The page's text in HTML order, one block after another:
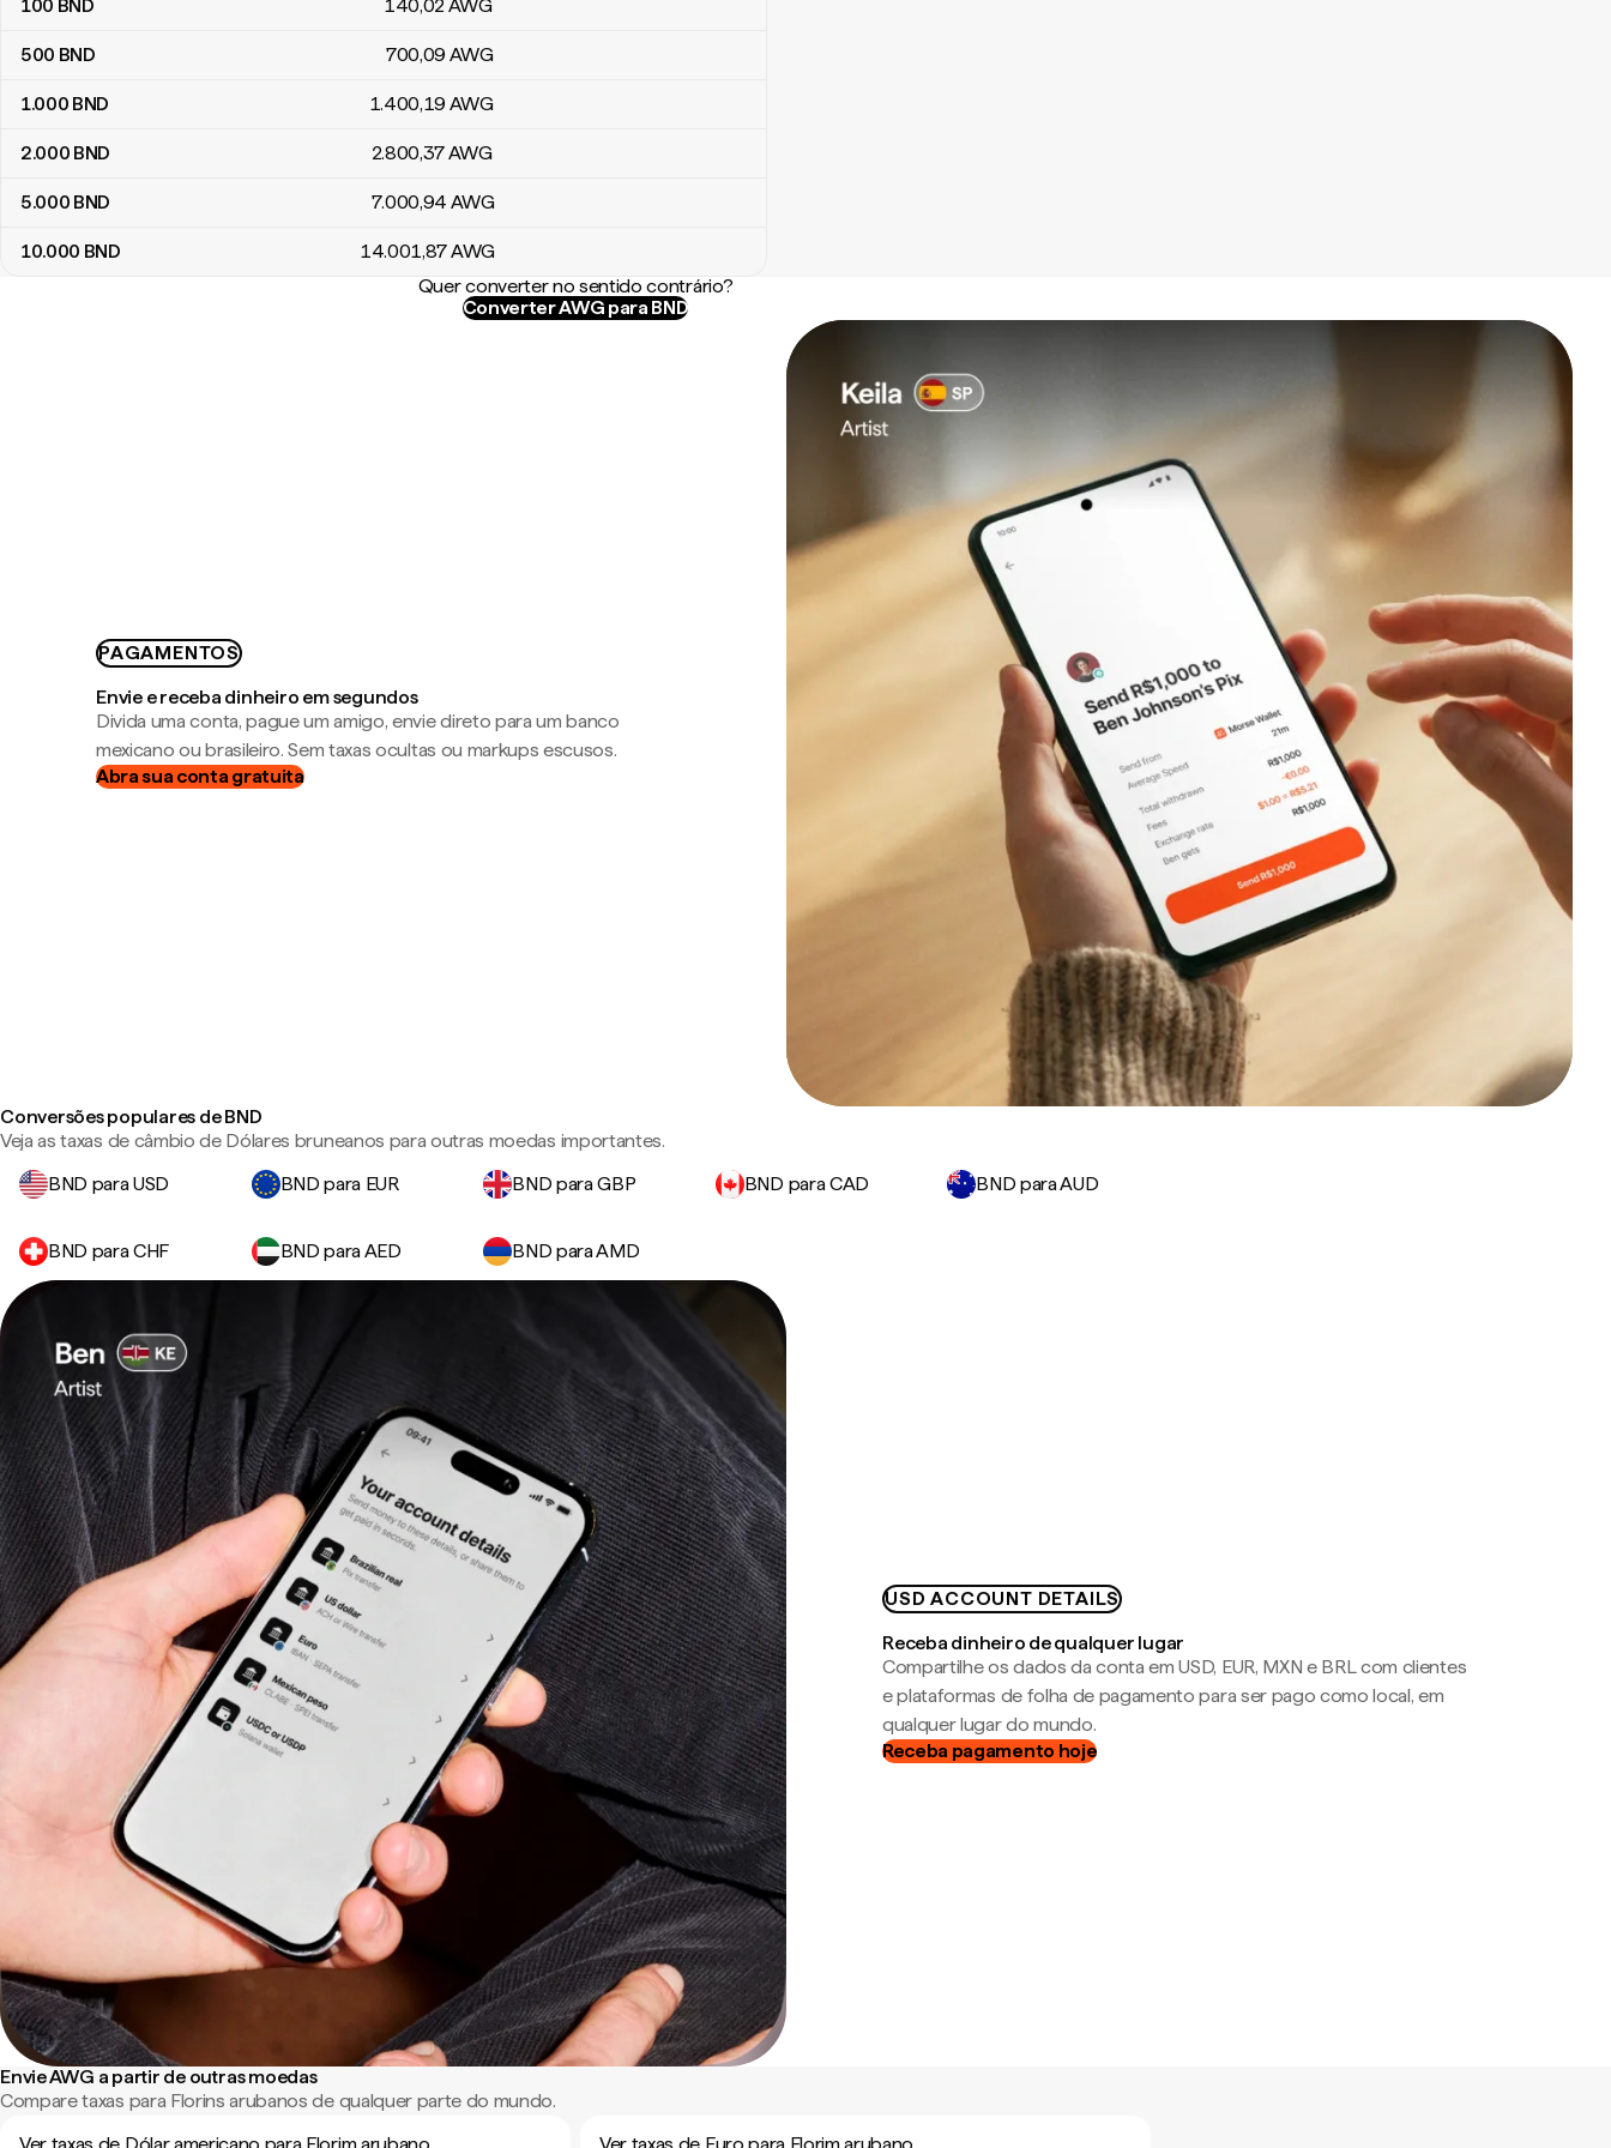
100 BND 140,02AWG
500 BND 700,09 AWG
1.000 BND 1.400,19 AWG
2.000 BND 2.800,37AWG
5.000 BND 7.000,94 AWG
10.000 BND 14.001,87AWG
Quer converter no sentido contrário?
Converter AWG para BND
PAGAMENTOS
Envie e receba dinheiro em segundos
Divida uma conta, pague um amigo, envie direto para um banco
mexicano ou brasileiro. Sem taxas ocultas ou markups escusos.
Abra sua conta gratuita
Conversões populares de BND
Veja as taxas de câmbio de Dólares bruneanos para outras moedas importantes.
BND para USD
BND para EUR BND para GBP BND para CAD BND para AUD
BND para CHF BND para AED BND para AMD
USD ACCOUNT DETAILS
Receba dinheiro de qualquer lugar
Compartilhe os dados da conta em USD, EUR, MXN e BRL com clientes
e plataformas de folha de pagamento para ser pago como local, em
qualquer lugar do mundo.
Receba pagamento hoje
Envie AWG a partir de outras moedas
Compare taxas para Florins arubanos de qualquer parte do mundo.